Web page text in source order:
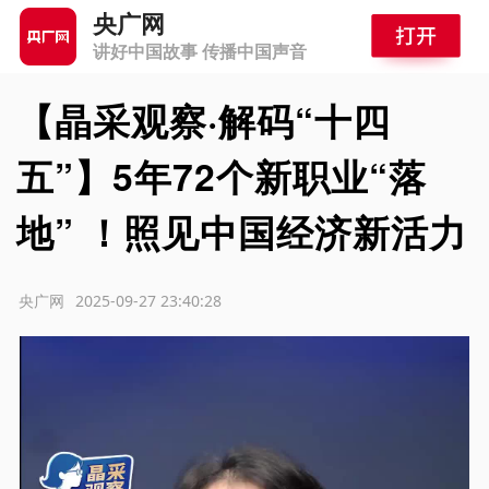
央广网
讲好中国故事 传播中国声音
【晶采观察·解码“十四
五”】5年72个新职业“落
地” ！照见中国经济新活力
2025-09-27 23:40:28
央广网